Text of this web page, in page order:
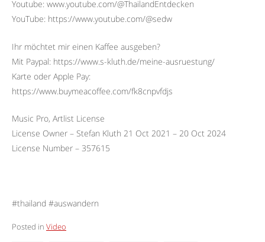
Youtube: www.youtube.com/@ThailandEntdecken
YouTube: https://www.youtube.com/@sedw
Ihr möchtet mir einen Kaffee ausgeben?
Mit Paypal: https://www.s-kluth.de/meine-ausruestung/
Karte oder Apple Pay:
https://www.buymeacoffee.com/fk8cnpvfdjs
Music Pro, Artlist License
License Owner – Stefan Kluth 21 Oct 2021 – 20 Oct 2024
License Number – 357615
#thailand #auswandern
Posted in Video